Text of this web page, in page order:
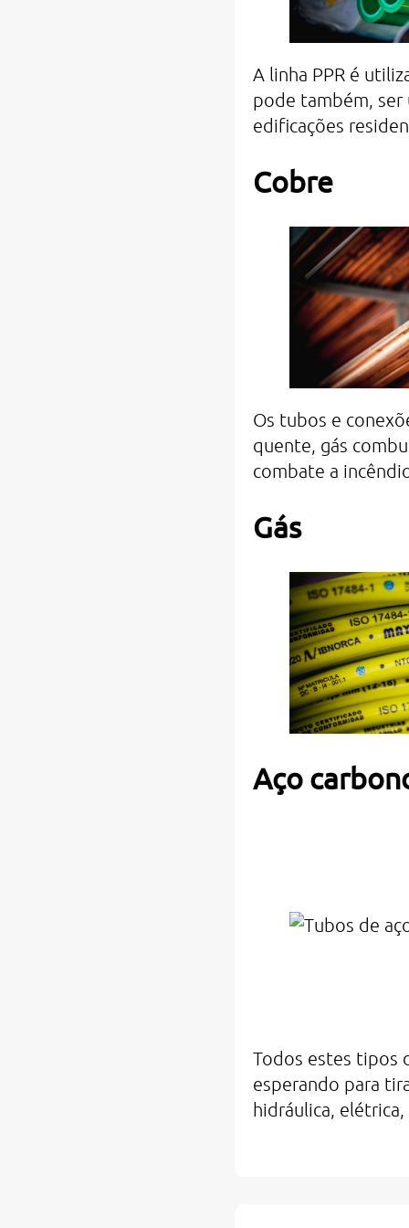
A linha PPR é
pode também, ser
edificações
Cobre
Os tubos e
quente, gás
combate a
Gás
Aço
Todos estes tipos
esperando para
hidráulica,